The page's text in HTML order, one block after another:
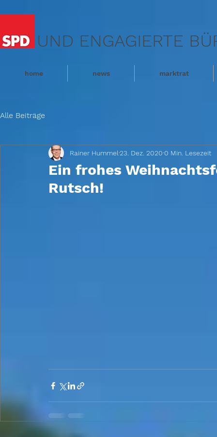
UND ENGAGIERTE
home news marktrat
Alle Beiträge
Ein frohes
Rutsch!
Rainer Hummel 23. Dez. 2020 0 Min. Lesezeit